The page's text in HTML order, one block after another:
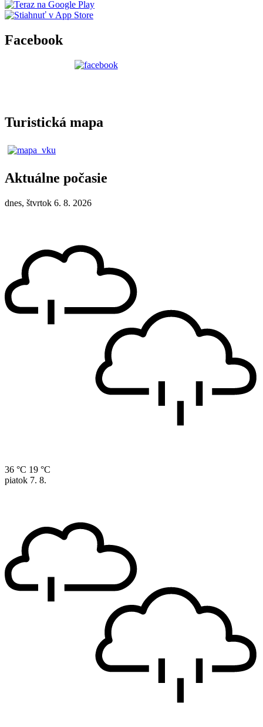
Facebook
Turistická mapa
Aktuálne počasie
dnes, štvrtok 6. 8. 2026
36 °C 19 °C
piatok 7. 8.